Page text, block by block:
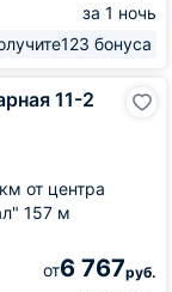
за 1 ночь
123 бонуса
11-2
от центра
157 м
от6 767руб.